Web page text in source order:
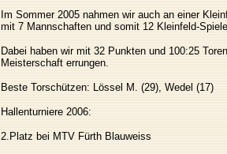
Im Sommer 2005 nahmen wir auch an einer
mit 7 Mannschaften und somit 12 Kleinfeld-
Dabei haben wir mit 32 Punkten und 100:25
Meisterschaft errungen.
Beste Torschützen: Lössel M. (29), Wedel (17)
Hallenturniere 2006:
2.Platz bei MTV Fürth Blauweiss